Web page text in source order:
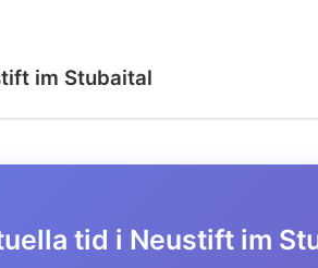
im Stubaital
tid i Neustift im